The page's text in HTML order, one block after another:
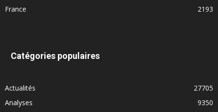
France
2193
Catégories populaires
Actualités
27705
Analyses
9350